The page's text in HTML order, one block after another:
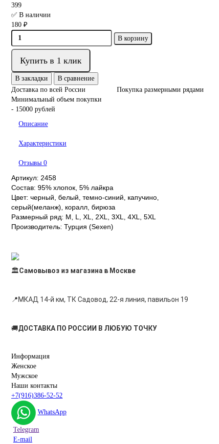
399
✅ В наличии
180 ₽
В корзину
Купить в 1 клик
В закладки
В сравнение
Доставка по всей России
Покупка размерными рядами
Минимальный объем покупки
- 15000 рублей
Описание
Характеристики
Отзывы 0
Артикул: 2458
Состав: 95% хлопок, 5% лайкра
Цвет: черный, белый, темно-синий, капучино,
серый(меланж), коралл, бирюза
Размерный ряд: M, L, XL, 2XL, 3XL, 4XL, 5XL
Производитель: Турция (Sexen)
🏛Самовывоз из магазина в Москве
📍МКАД 14-й км, ТК Садовод, 22-я линия, павильон 19
🚚ДОСТАВКА ПО РОССИИ В ЛЮБУЮ ТОЧКУ
Информация
Женское
Мужское
Наши контакты
+7(916)386-52-52
WhatsApp
Telegram
E-mail